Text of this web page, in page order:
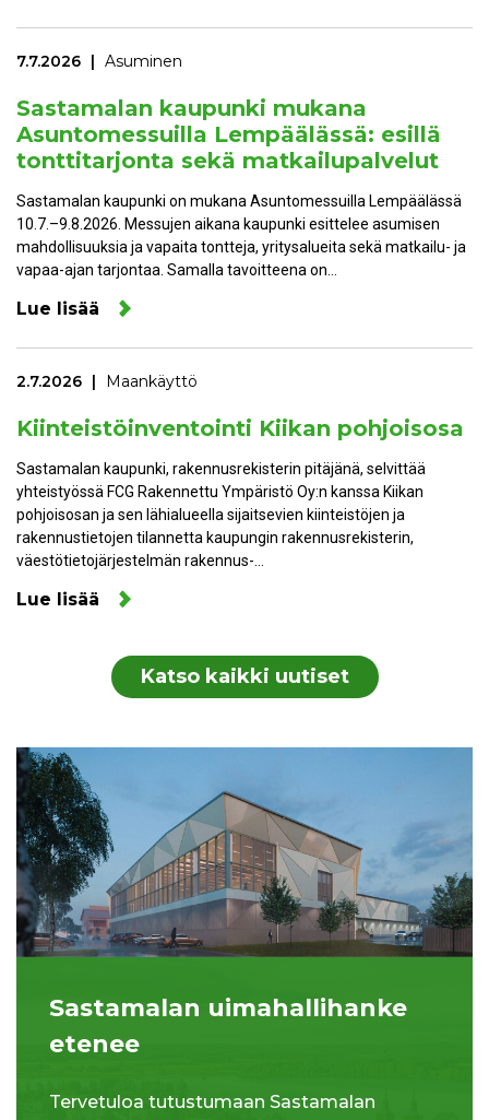
7.7.2026 Asuminen
Sastamalan kaupunki mukana
Asuntomessuilla Lempäälässä: esillä
tonttitarjonta sekä matkailupalvelut
Sastamalan kaupunki on mukana Asuntomessuilla Lempäälässä
10.7.–9.8.2026. Messujen aikana kaupunki esittelee asumisen
mahdollisuuksia ja vapaita tontteja, yritysalueita sekä matkailu- ja
vapaa-ajan tarjontaa. Samalla tavoitteena on…
Lue lisää
2.7.2026 Maankäyttö
Kiinteistöinventointi Kiikan pohjoisosa
Sastamalan kaupunki, rakennusrekisterin pitäjänä, selvittää
yhteistyössä FCG Rakennettu Ympäristö Oy:n kanssa Kiikan
pohjoisosan ja sen lähialueella sijaitsevien kiinteistöjen ja
rakennustietojen tilannetta kaupungin rakennusrekisterin,
väestötietojärjestelmän rakennus-…
Lue lisää
Katso kaikki uutiset
Sastamalan uimahallihanke
etenee
Tervetuloa tutustumaan Sastamalan